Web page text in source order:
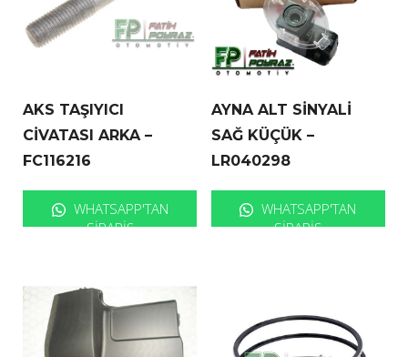
AKS TAŞIYICI
CİVATASI ARKA –
FC116216
WHATSAPP'TAN
SIPARIŞ
AYNA ALT SİNYALİ
SAĞ KÜÇÜK –
LR040298
WHATSAPP'TAN
SIPARIŞ